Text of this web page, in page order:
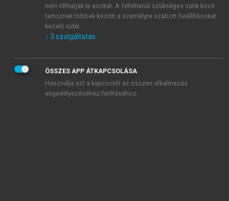
nem tilthatják le azokat. A feltétlenül szükséges sütik közé
tartoznak többek között a személyre szabott beállításokat
kezelő sütik.
↓ 3 szolgáltatás
ÖSSZES APP ÁTKAPCSOLÁSA
Használja ezt a kapcsolót az összes alkalmazás
engedélyezéséhez/letiltásához.